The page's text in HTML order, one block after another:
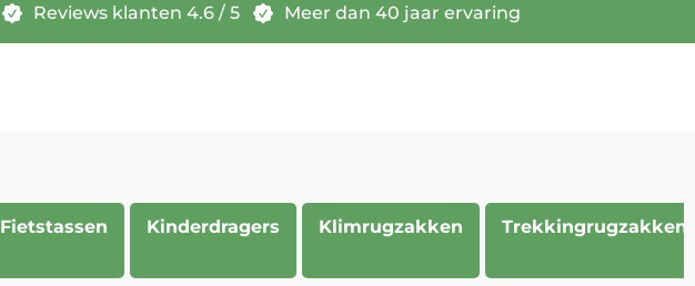
Reviews klanten 4.6 / 5 Meer dan 40 jaar ervaring
Fietstassen Kinderdragers Klimrugzakken Trekkingrugzakken